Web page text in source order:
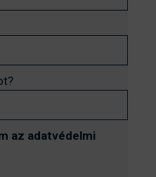
az adatvédelmi